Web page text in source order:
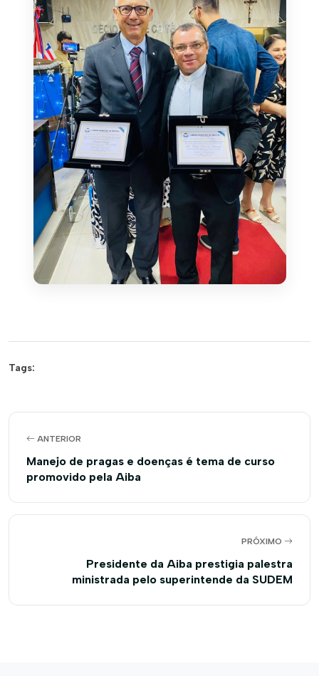
Tags:
ANTERIOR
Manejo de pragas e doenças é tema de curso
promovido pela Aiba
PRÓXIMO
Presidente da Aiba prestigia palestra
ministrada pelo superintende da SUDEM